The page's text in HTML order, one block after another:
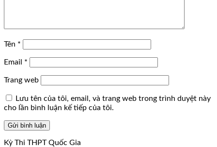
Tên *
Email *
Trang web
Lưu tên của tôi, email, và trang web trong trình duyệt này
cho lần bình luận kế tiếp của tôi.
Kỳ Thi THPT Quốc Gia